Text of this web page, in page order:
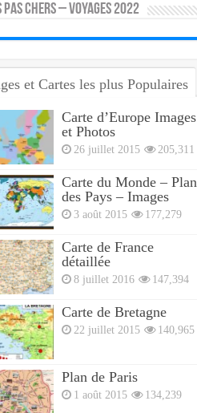
PAS CHERS – VOYAGES 2022
et Cartes les plus Populaires
Carte d’Europe Images
et Photos
26 juillet 2015 205,311
Carte du Monde – Plan
des Pays – Images
3 août 2015 177,279
Carte de France
détaillée
8 juillet 2016 147,394
Carte de Bretagne
22 juillet 2015 140,965
Plan de Paris
1 août 2015 134,239